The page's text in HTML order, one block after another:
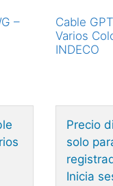
–
Cable
Varios
INDECO
Precio
solo
Inicia